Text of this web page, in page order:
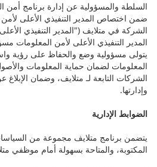
ضمن اختصاص المدير التنفيذي الأعلى
الشركة في متلايف ("المدير التنفيذي
المدير التنفيذي الأعلى لأمن المعلومات
يتولى مسؤولية وضع والحفاظ على رؤية
المعلومات لضمان حماية المعلومات
الشركات التابعة لـ متلايف، وضمان الإبلاغ
وإدارتها.
الضوابط الإدارية
يتضمن برنامج متلايف مجموعة من
المكتوبة، والمتاحة بسهولة أمام موظفي